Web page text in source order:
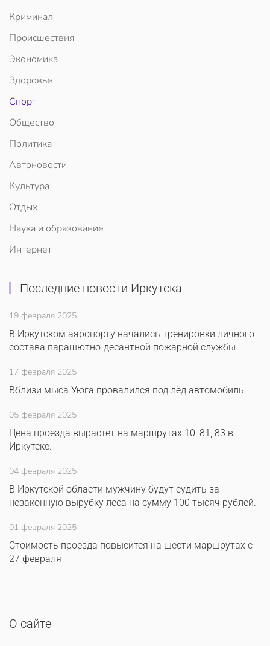
Криминал
Происшествия
Экономика
Здоровье
Спорт
Общество
Политика
Автоновости
Культура
Отдых
Наука и образование
Интернет
Последние новости Иркутска
19 февраля 2025
В Иркутском аэропорту начались тренировки личного
состава парашютно-десантной пожарной службы
17 февраля 2025
Вблизи мыса Уюга провалился под лёд автомобиль.
05 февраля 2025
Цена проезда вырастет на маршрутах 10, 81, 83 в
Иркутске.
04 февраля 2025
В Иркутской области мужчину будут судить за
незаконную вырубку леса на сумму 100 тысяч рублей.
01 февраля 2025
Стоимость проезда повысится на шести маршрутах с
27 февраля
О сайте